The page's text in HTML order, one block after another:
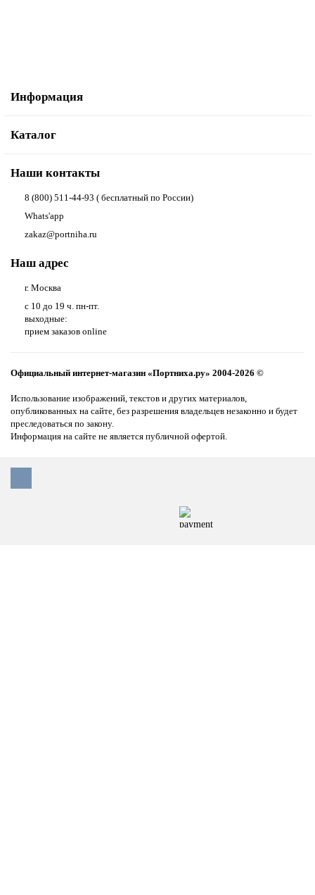
Информация
Каталог
Наши контакты
8 (800) 511-44-93 ( бесплатный по России)
Whats'app
zakaz@portniha.ru
Наш адрес
г. Москва
с 10 до 19 ч. пн-пт.
выходные:
прием заказов online
Официальный интернет-магазин «Портниха.ру» 2004-2026 ©
Использование изображений, текстов и других материалов,
опубликованных на сайте, без разрешения владельцев незаконно и будет
преследоваться по закону.
Информация на сайте не является публичной офертой.